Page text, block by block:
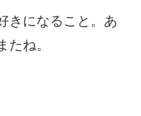
きになること。あ
たね。